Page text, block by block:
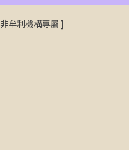
非牟利機構專屬]